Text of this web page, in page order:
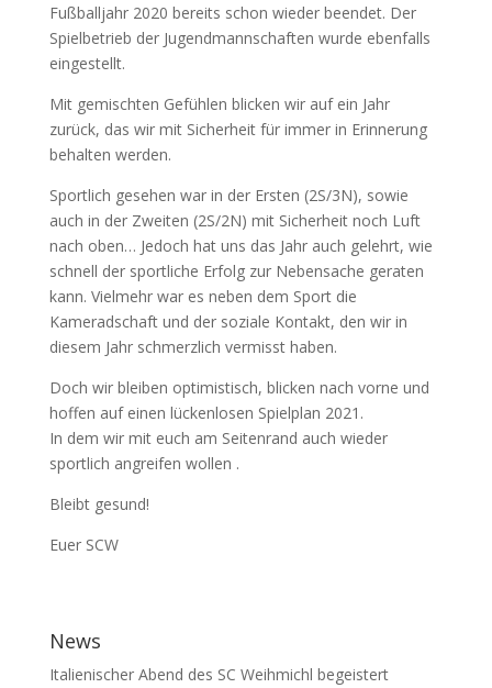
Fußballjahr 2020 bereits schon wieder beendet. Der
Spielbetrieb der Jugendmannschaften wurde ebenfalls
eingestellt.
Mit gemischten Gefühlen blicken wir auf ein Jahr
zurück, das wir mit Sicherheit für immer in Erinnerung
behalten werden.
Sportlich gesehen war in der Ersten (2S/3N), sowie
auch in der Zweiten (2S/2N) mit Sicherheit noch Luft
nach oben… Jedoch hat uns das Jahr auch gelehrt, wie
schnell der sportliche Erfolg zur Nebensache geraten
kann. Vielmehr war es neben dem Sport die
Kameradschaft und der soziale Kontakt, den wir in
diesem Jahr schmerzlich vermisst haben.
Doch wir bleiben optimistisch, blicken nach vorne und
hoffen auf einen lückenlosen Spielplan 2021.
In dem wir mit euch am Seitenrand auch wieder
sportlich angreifen wollen .
Bleibt gesund!
Euer SCW
News
Italienischer Abend des SC Weihmichl begeistert